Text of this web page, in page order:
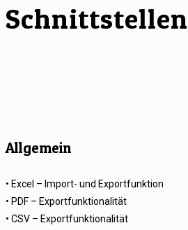
Schnittstellen
Allgemein
• Excel – Import- und Exportfunktion
• PDF – Exportfunktionalität
• CSV – Exportfunktionalität